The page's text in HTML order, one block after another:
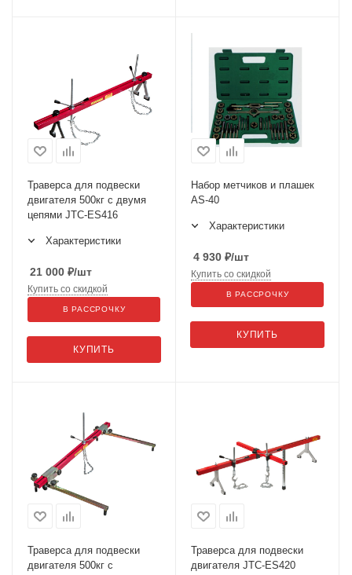
Траверса для подвески
двигателя 500кг с двумя
цепями JTC-ES416
Характеристики
21 000 ₽/шт
КУПИТЬ
Купить со скидкой
В РАССРОЧКУ
Набор метчиков и плашек
AS-40
Характеристики
4 930 ₽/шт
КУПИТЬ
Купить со скидкой
В РАССРОЧКУ
Траверса для подвески
двигателя 500кг с
Траверса для подвески
двигателя JTC-ES420